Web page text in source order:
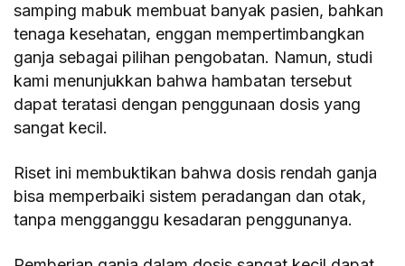
samping mabuk membuat banyak pasien, bahkan
tenaga kesehatan, enggan mempertimbangkan
ganja sebagai pilihan pengobatan. Namun, studi
kami menunjukkan bahwa hambatan tersebut
dapat teratasi dengan penggunaan dosis yang
sangat kecil.
Riset ini membuktikan bahwa dosis rendah ganja
bisa memperbaiki sistem peradangan dan otak,
tanpa mengganggu kesadaran penggunanya.